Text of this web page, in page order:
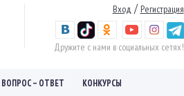
Вход / Регистрация
Дружите с нами в социальных сетях!
ВОПРОС – ОТВЕТ КОНКУРСЫ